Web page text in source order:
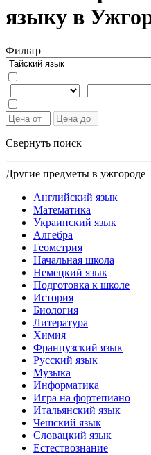
языку в
Фильтр
Свернуть поиск
Другие предметы в ужгороде
Английский язык
Математика
Украинский язык
Алгебра
Геометрия
Начальная школа
Немецкий язык
Подготовка к школе
История
Биология
Литература
Химия
Французский язык
Русский язык
Музыка
Информатика
Игра на фортепиано
Итальянский язык
Чешский язык
Словацкий язык
Естествознание